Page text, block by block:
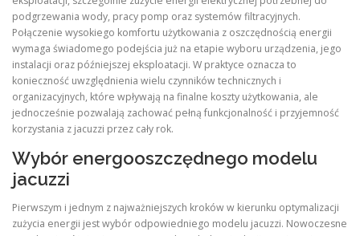
podgrzewania wody, pracy pomp oraz systemów filtracyjnych.
Połączenie wysokiego komfortu użytkowania z oszczędnością energii
wymaga świadomego podejścia już na etapie wyboru urządzenia, jego
instalacji oraz późniejszej eksploatacji. W praktyce oznacza to
konieczność uwzględnienia wielu czynników technicznych i
organizacyjnych, które wpływają na finalne koszty użytkowania, ale
jednocześnie pozwalają zachować pełną funkcjonalność i przyjemność
korzystania z jacuzzi przez cały rok.
Wybór energooszczędnego modelu
jacuzzi
Pierwszym i jednym z najważniejszych kroków w kierunku optymalizacji
zużycia energii jest wybór odpowiedniego modelu jacuzzi. Nowoczesne